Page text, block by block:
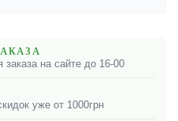
на сайте до 16-00
уже от 1000грн